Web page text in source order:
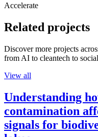
Accelerate
Related projects
Discover more projects
from AI to cleantech to
View all
Understanding
contamination
signals for